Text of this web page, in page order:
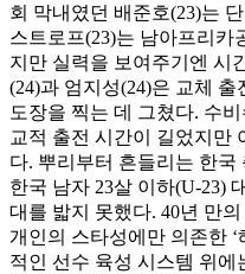
회 막내였던 배준호(23)는
스트로프(23)는 남아프리카
지만 실력을 보여주기엔 시
(24)과 엄지성(24)은 교체
도장을 찍는 데 그쳤다. 수
교적 출전 시간이 길었지만
다. 뿌리부터 흔들리는 한
한국 남자 23살 이하(U-23)
대를 밟지 못했다. 40년 만
개인의 스타성에만 의존한 ‘
적인 선수 육성 시스템 위